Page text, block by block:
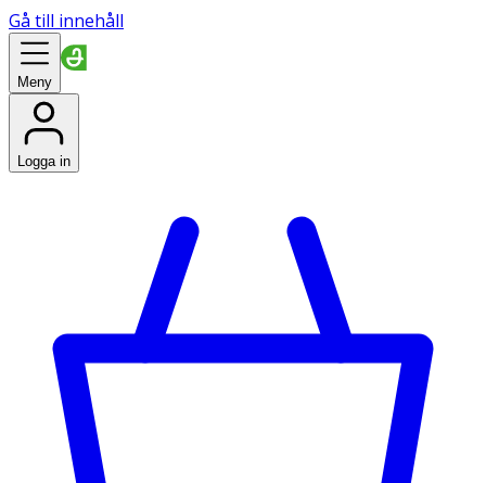
Gå till innehåll
Meny
Logga in